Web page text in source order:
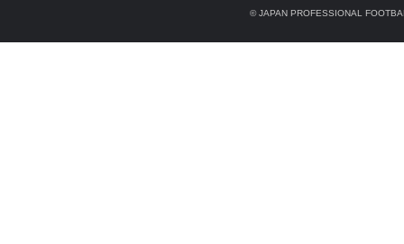
© JAPAN PROFESSIONAL